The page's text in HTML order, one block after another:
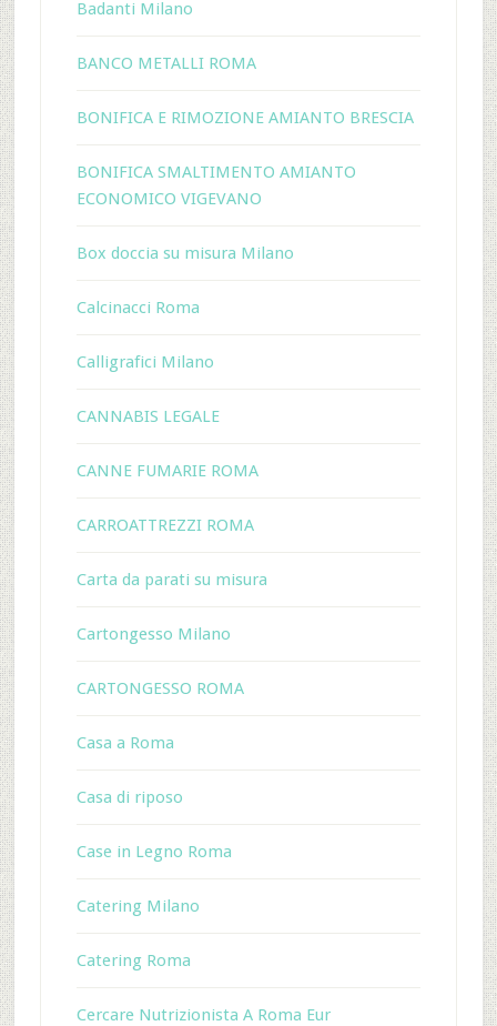
Badanti Milano
BANCO METALLI ROMA
BONIFICA E RIMOZIONE AMIANTO BRESCIA
BONIFICA SMALTIMENTO AMIANTO
ECONOMICO VIGEVANO
Box doccia su misura Milano
Calcinacci Roma
Calligrafici Milano
CANNABIS LEGALE
CANNE FUMARIE ROMA
CARROATTREZZI ROMA
Carta da parati su misura
Cartongesso Milano
CARTONGESSO ROMA
Casa a Roma
Casa di riposo
Case in Legno Roma
Catering Milano
Catering Roma
Cercare Nutrizionista A Roma Eur